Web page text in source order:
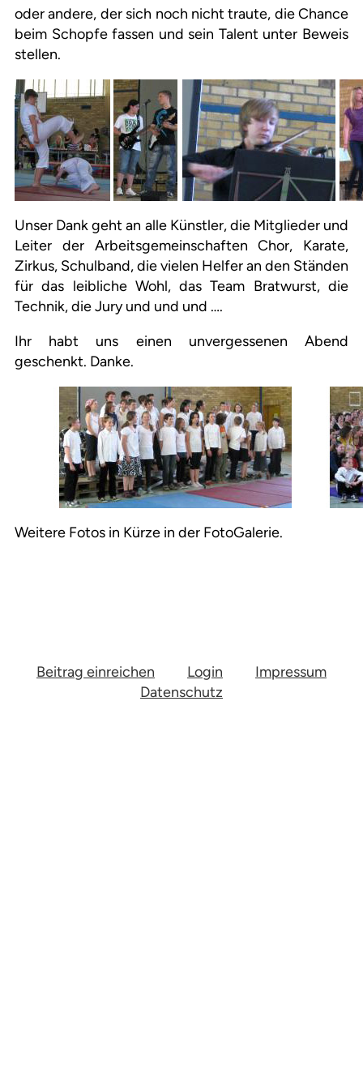
oder andere, der sich noch nicht traute, die Chance
beim Schopfe fassen und sein Talent unter Beweis
stellen.
Unser Dank geht an alle Künstler, die Mitglieder und
Leiter der Arbeitsgemeinschaften Chor, Karate,
Zirkus, Schulband, die vielen Helfer an den Ständen
für das leibliche Wohl, das Team Bratwurst, die
Technik, die Jury und und und ….
Ihr habt uns einen unvergessenen Abend
geschenkt. Danke.
Weitere Fotos in Kürze in der FotoGalerie.
Beitrag einreichen Login
Impressum
Datenschutz